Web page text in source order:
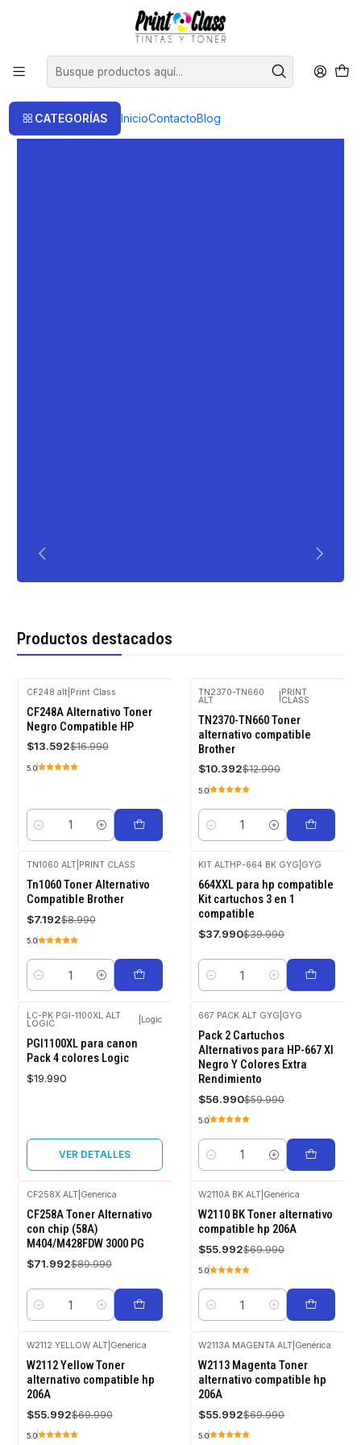
CATEGORÍAS InicioContactoBlog
📦 Envío Gratis compras sobre $120.000
Productos destacados
-20%
OFF
CF248 alt| Print Class
CF248A Alternativo Toner
Negro Compatible HP
$13.592$16.990
5.0
Cantidad
OFF
TN2370-TN660
ALT
PRINT
CLASS
TN2370-TN660 Toner
alternativo compatible
Brother
$10.392$12.990
5.0
Cantidad
-20%
OFF
TN1060 ALT| PRINT CLASS
Tn1060 Toner Alternativo
Compatible Brother
$7.192$8.990
5.0
Cantidad
-5%
OFF
KIT ALTHP-664 BK GYG GYG
664XXL para hp compatible
Kit cartuchos 3 en 1
compatible
$37.990$39.990
Cantidad
Agotado
LC-PK PGI-1100XL ALT
LOGIC Logic
PGI1100XL para canon
Pack 4 colores Logic
$19.990
VER DETALLES
-5%
OFF
667 PACK ALT GYG GYG
Pack 2 Cartuchos
Alternativos para HP-667 Xl
Negro Y Colores Extra
Rendimiento
$56.990$59.990
5.0
Cantidad
-20%
OFF
CF258X ALT| Generica
CF258A Toner Alternativo
con chip (58A)
M404/M428FDW 3000 PG
$71.992$89.990
Cantidad
-20%
OFF
W2110A BK ALT Genérica
W2110 BK Toner alternativo
compatible hp 206A
$55.992$69.990
5.0
Cantidad
-20%
OFF
W2112 YELLOW ALT| Generica
W2112 Yellow Toner
alternativo compatible hp
206A
$55.992$69.990
5.0
-20%
OFF
W2113A MAGENTA ALT Genérica
W2113 Magenta Toner
alternativo compatible hp
206A
$55.992$69.990
5.0